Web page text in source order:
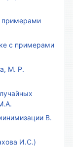
примерами
с примерами
М. Р.
В.
И.С.)